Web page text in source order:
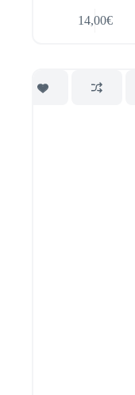
14,00€